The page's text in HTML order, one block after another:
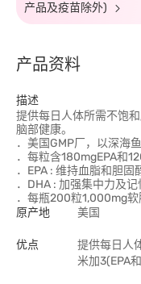
产品及疫苗除外)
产品资料
描述
提供每日人体所需不饱
脑部健康。
．美国GMP厂，以深海
．每粒含180mgEPA和
．EPA : 维持血脂和胆
．DHA : 加强集中力及
．每瓶200粒1,000mg软
原产地
美国
优点
提供每日人
米加3(EPA